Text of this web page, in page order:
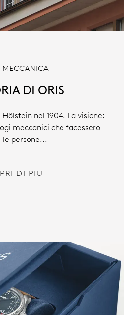
MECCANICA
DI ORIS
nel 1904. La visione:
meccanici che facessero
le persone...
DI PIU'